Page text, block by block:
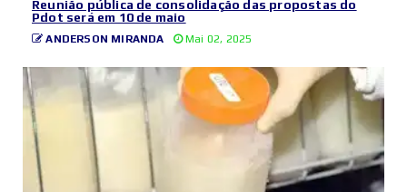
Reunião pública de consolidação das propostas do
Pdot será em 10 de maio
ANDERSON MIRANDA Mai 02, 2025